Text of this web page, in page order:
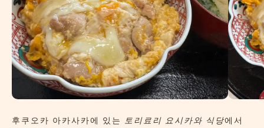
후쿠오카 아카사카에 있는 토리료리 요시카와 식당에서